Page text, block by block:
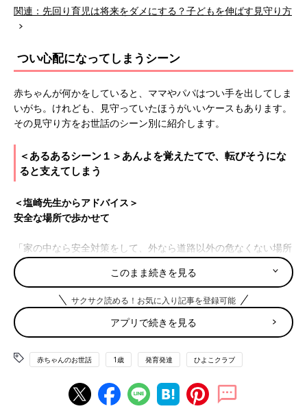
関連：先回り育児は将来をダメにする？子どもを伸ばす見守り方
つい心配になってしまうシーン
赤ちゃんが何かをしていると、ママやパパはつい手を出してしま
いがち。けれども、見守っていたほうがいいケースもあります。
その見守り方をお世話のシーン別に紹介します。
＜あるあるシーン１＞あんよを覚えたてで、転びそうにな
ると支えてしまう
＜塩崎先生からアドバイス＞
安全な場所で歩かせて
「家の中なら安全対策をして、外なら道路以外の危なくない場所
で、なるべく自由に歩かせてみてください。転ぶことも、起き上
がることも大切な経験。ママは手を出す前に少し待ってみましょ
う。『転んじゃったね。立っちできるかな？』などと声をかけ、
応援してあげてください」
＜あるあるシーン２＞ママの姿が見えなくなると大泣きす
るので、すぐ抱っこします
＜塩崎先生からアドバイス＞
不安にならないよう安全なおもちゃを用意
このまま続きを見る
サクサク読める！お気に入り記事を登録可能
アプリで続きを見る
赤ちゃんのお世話 1歳 発育発達 ひよこクラブ